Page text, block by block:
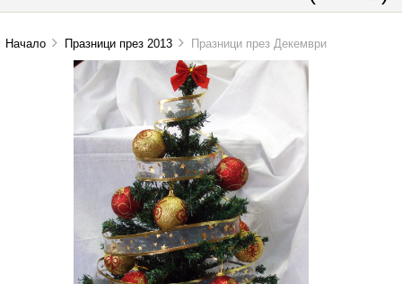
Начало Празници през 2013 Празници през Декември